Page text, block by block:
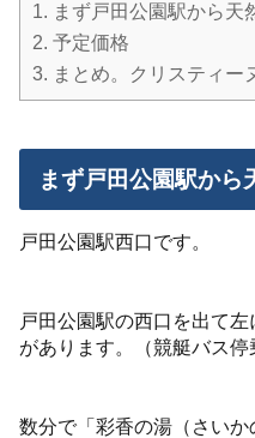
1. まず戸田公園駅から天
2. 予定価格
3. まとめ。クリスティー
まず戸田公園駅から
戸田公園駅西口です。
戸田公園駅の西口を出て
があります。（競艇バス停
数分で「彩香の湯（さいか